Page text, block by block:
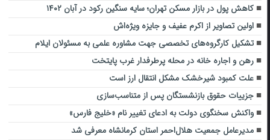
کاهش پول در بازار مسکن تهران؛ سایه سنگین رکود در آبان ۱۴۰۲
اولین تصاویر از اکرم عفیف و جایزه ویژه‌اش
تشکیل کارگروه‌های تخصصی جهت مشاوره علمی به مسئولان ایلام
رهن و اجاره خانه در محله پرطرفدار غرب پایتخت
علت کمبود شیرخشک مشکل انتقال ارز است
جزییات حقوق بازنشستگان پس از متناسب‌سازی
واکنش سخنگوی دولت به ادعای تغییر نام «خلیج فارس»
مدیرعامل جمعیت هلال‌احمر استان کرمانشاه معرفی شد